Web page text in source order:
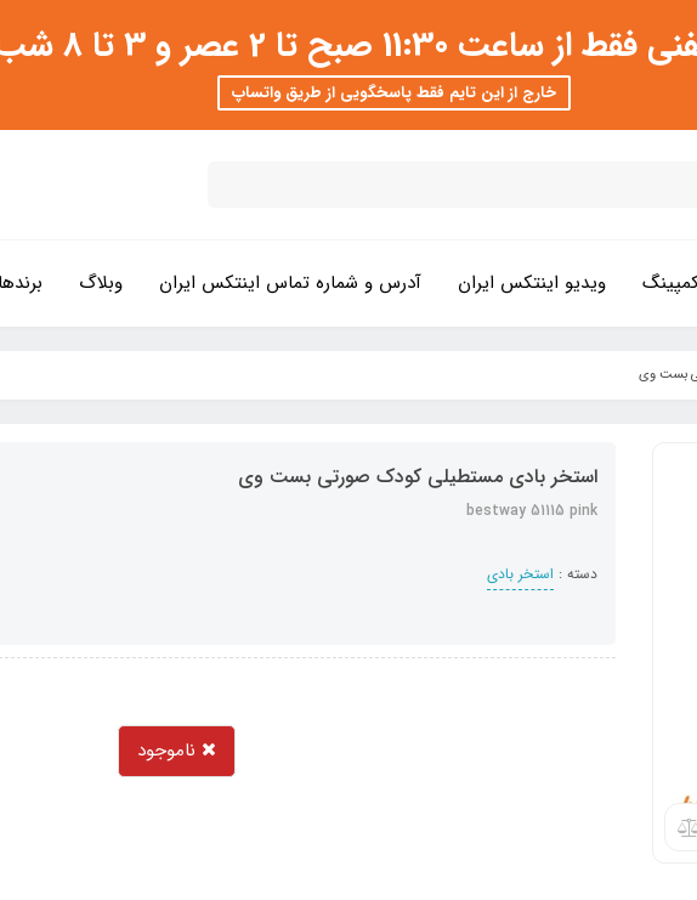
عصر و 3 تا 8 شب امکان پذیر است
خارج از این تایم فقط پاسخگویی از طریق واتساپ
ویدیو اینتکس ایران آدرس و شماره تماس اینتکس ایران وبلاگ برندها
بست وی
استخر بادی مستطیلی کودک صورتی بست وی
bestway 51115 pink
دسته : استخر بادی
ناموجود